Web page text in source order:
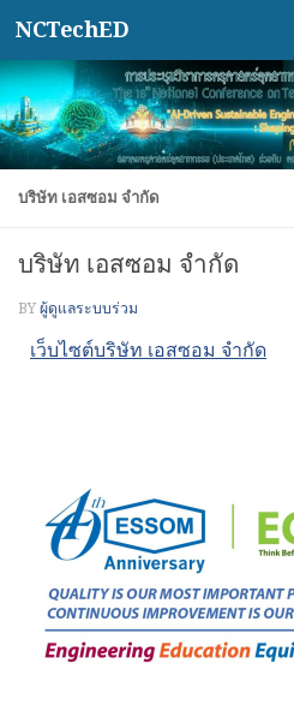
Skip to content
NCTechED
บริษัท เอสซอม จำกัด
บริษัท เอสซอม จำกัด
BY ผู้ดูแลระบบร่วม
เว็บไซต์บริษัท เอสซอม จำกัด